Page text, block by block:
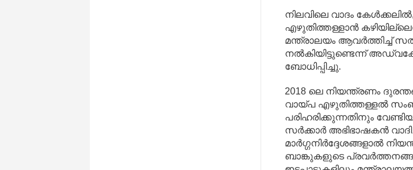
നിലവിലെ വാദം
എഴുതിത്തള്ളാൻ
മന്ത്രാലയം ആവർത്തിച്ച്
നൽകിയിട്ടുണ്ടെന്ന്
ബോധിപ്പിച്ചു.
2018 ലെ നിയന്ത്രണം
വായ്പ എഴുതിത്തള്ളൽ
പരിഹരിക്കുന്നതിനും
സർക്കാർ അഭിഭാഷകൻ
മാർഗ്ഗനിർദ്ദേശങ്ങളാൽ
ബാങ്കുകളുടെ